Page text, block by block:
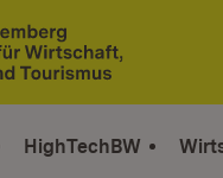
HighTechBW